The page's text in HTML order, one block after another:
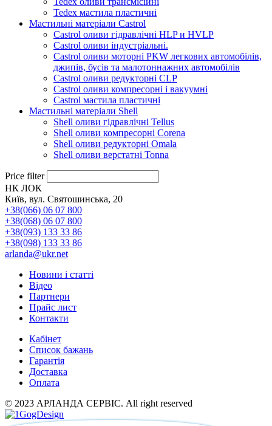
Tedex мастила пластичні
Мастильні матеріали Castrol
Castrol оливи гідравлічні HLP и HVLP
Castrol оливи індустріальні.
Castrol оливи моторні PKW легкових автомобілів,
джипів, бусів та малотоннажних автомобілів
Castrol оливи редукторні CLP
Castrol оливи компресорні і вакуумні
Castrol мастила пластичні
Мастильні матеріали Shell
Shell оливи гідравлічні Tellus
Shell оливи компресорні Corena
Shell оливи редукторні Omala
Shell оливи верстатні Tonna
Price filter
НК ЛОК
Київ, вул. Святошинська, 20
+38(066) 06 07 800
+38(068) 06 07 800
+38(093) 133 33 86
+38(098) 133 33 86
arlanda@ukr.net
Новини і статті
Відео
Партнери
Прайс лист
Контакти
Кабінет
Список бажань
Гарантія
Доставка
Оплата
© 2023 АРЛАНДА СЕРВІС. All right reserved